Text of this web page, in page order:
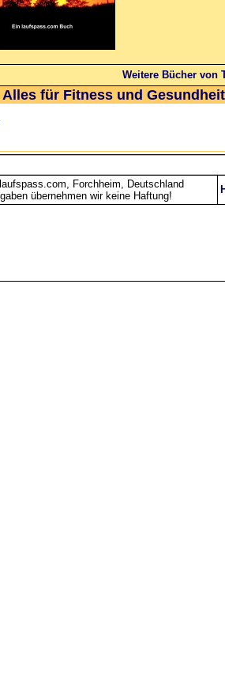
Weitere Bücher von
Alles für Fitness und
Forchheim, Deutschland
übernehmen wir keine Haftung!